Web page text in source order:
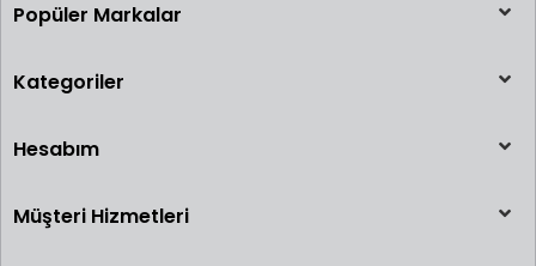
Popüler Markalar
Kategoriler
Hesabım
Müşteri Hizmetleri